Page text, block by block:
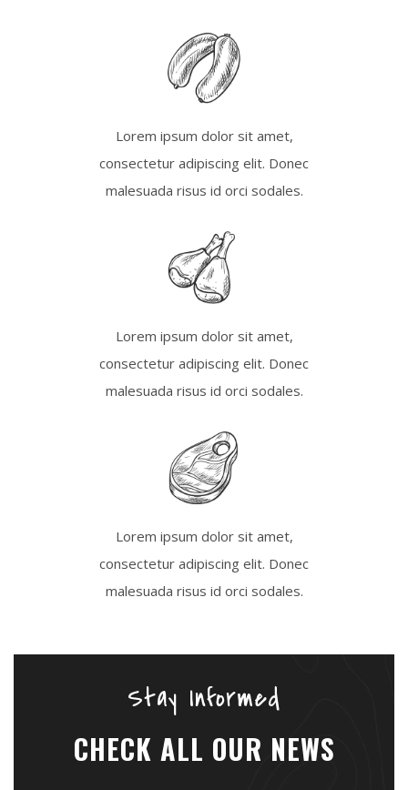
Lorem ipsum dolor sit amet,
consectetur adipiscing elit. Donec
malesuada risus id orci sodales.
Lorem ipsum dolor sit amet,
consectetur adipiscing elit. Donec
malesuada risus id orci sodales.
Lorem ipsum dolor sit amet,
consectetur adipiscing elit. Donec
malesuada risus id orci sodales.
Stay Informed
CHECK ALL OUR NEWS